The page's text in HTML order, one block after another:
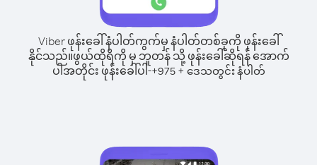
Viber ဖုန်းခေါ်နံပါတ်ကွက်မှ နံပါတ်တစ်ခုကို ဖုန်းခေါ်
နိုင်သည်။ဖွယ်ထိုရိကို မှ ဘူတန် သို့ ဖုန်းခေါ်ဆိုရန် အောက်
ပါအတိုင်း ဖုန်းခေါ်ပါ-+975+ ဒေသတွင်း နံပါတ်